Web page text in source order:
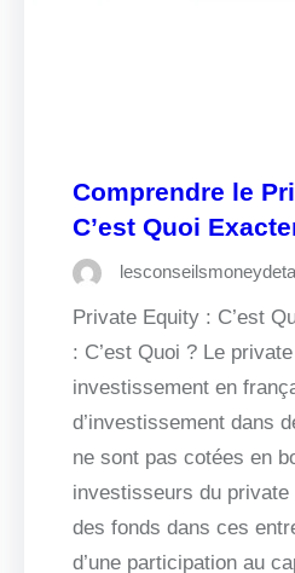
Comprendre le
C’est Quoi
Private Equity : C’est
: C’est Quoi ? Le
investissement en
d’investissement dans
ne sont pas cotées en
investisseurs du
des fonds dans ces
d’une participation au